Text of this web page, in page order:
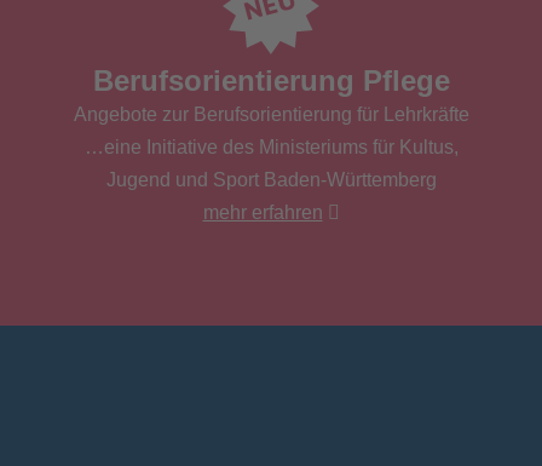
Berufsorientierung Pflege
Angebote zur Berufsorientierung für Lehrkräfte
…eine Initiative des Ministeriums für Kultus,
Jugend und Sport Baden-Württemberg
mehr erfahren